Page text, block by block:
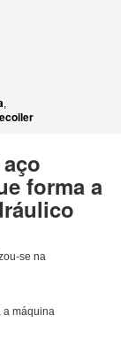
,
forma a
se na
a máquina